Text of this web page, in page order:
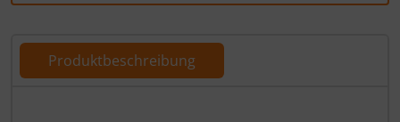
Produktbeschreibung